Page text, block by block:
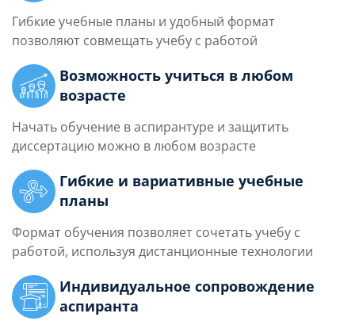
Гибкие учебные планы и удобный формат
позволяют совмещать учебу с работой
Возможность учиться в любом
возрасте
Начать обучение в аспирантуре и защитить
диссертацию можно в любом возрасте
Гибкие и вариативные учебные
планы
Формат обучения позволяет сочетать учебу с
работой, используя дистанционные технологии
Индивидуальное сопровождение
аспиранта